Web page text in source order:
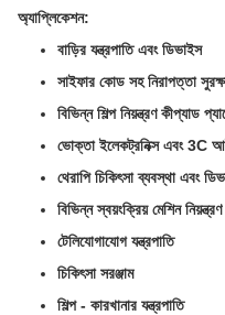
অ্যাপ্লিকেশন:
বাড়ির যন্ত্রপাতি এবং ডিভাইস
সাইফার কোড সহ নিরাপত্তা
বিভিন্ন শিল্প নিয়ন্ত্রণ কীপ্যাড
ভোক্তা ইলেকট্রনিক্স এবং 3C
থেরাপি চিকিৎসা ব্যবস্থা এবং
বিভিন্ন স্বয়ংক্রিয় মেশিন
টেলিযোগাযোগ যন্ত্রপাতি
চিকিৎসা সরঞ্জাম
শিল্প - কারখানার যন্ত্রপাতি